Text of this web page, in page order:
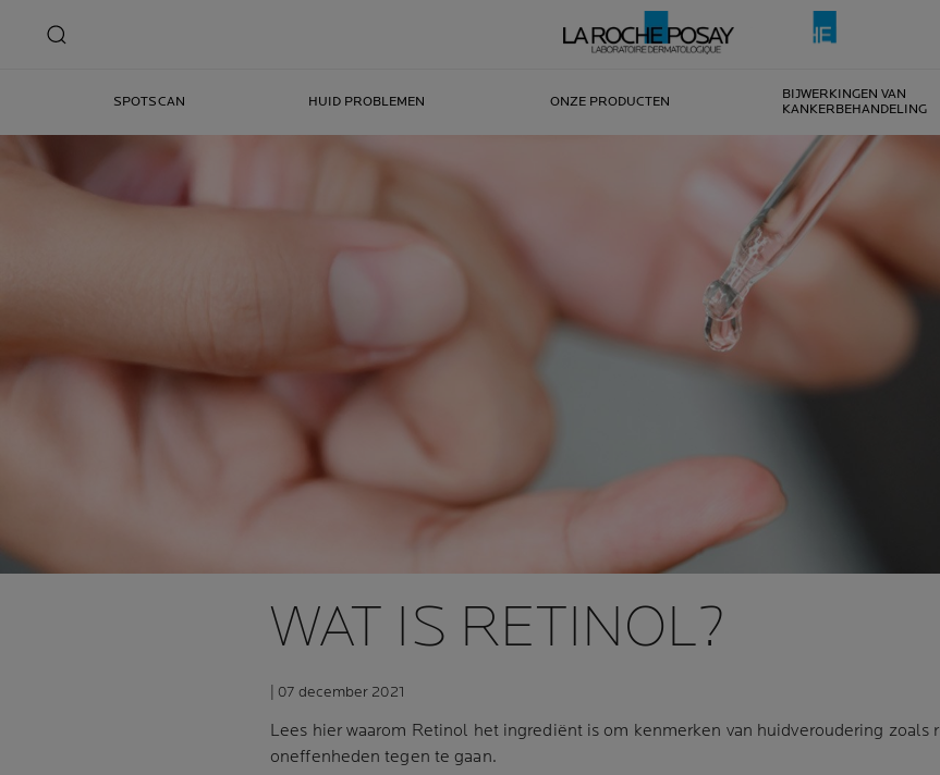
SPOTSCAN HUID PROBLEMEN ONZE PRODUCTEN
BIJWERKINGEN VAN
KANKERBEHANDELING
WAT IS RETINOL?
| 07 december 2021
Lees hier waarom Retinol het ingrediënt is om kenmerken van huidveroudering
oneffenheden tegen te gaan.